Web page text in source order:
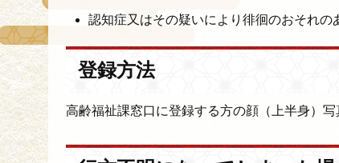
認知症又はその疑いにより徘徊のおそれの
登録方法
高齢福祉課窓口に登録する方の顔（上半身）